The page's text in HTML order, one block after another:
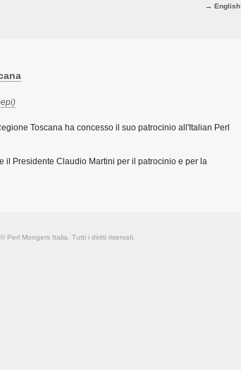
→ English
Toscana ha concesso il suo patrocinio all'Italian Perl
il Presidente Claudio Martini per il patrocinio e per la
Perl Mongers Italia. Tutti i diritti riservati.